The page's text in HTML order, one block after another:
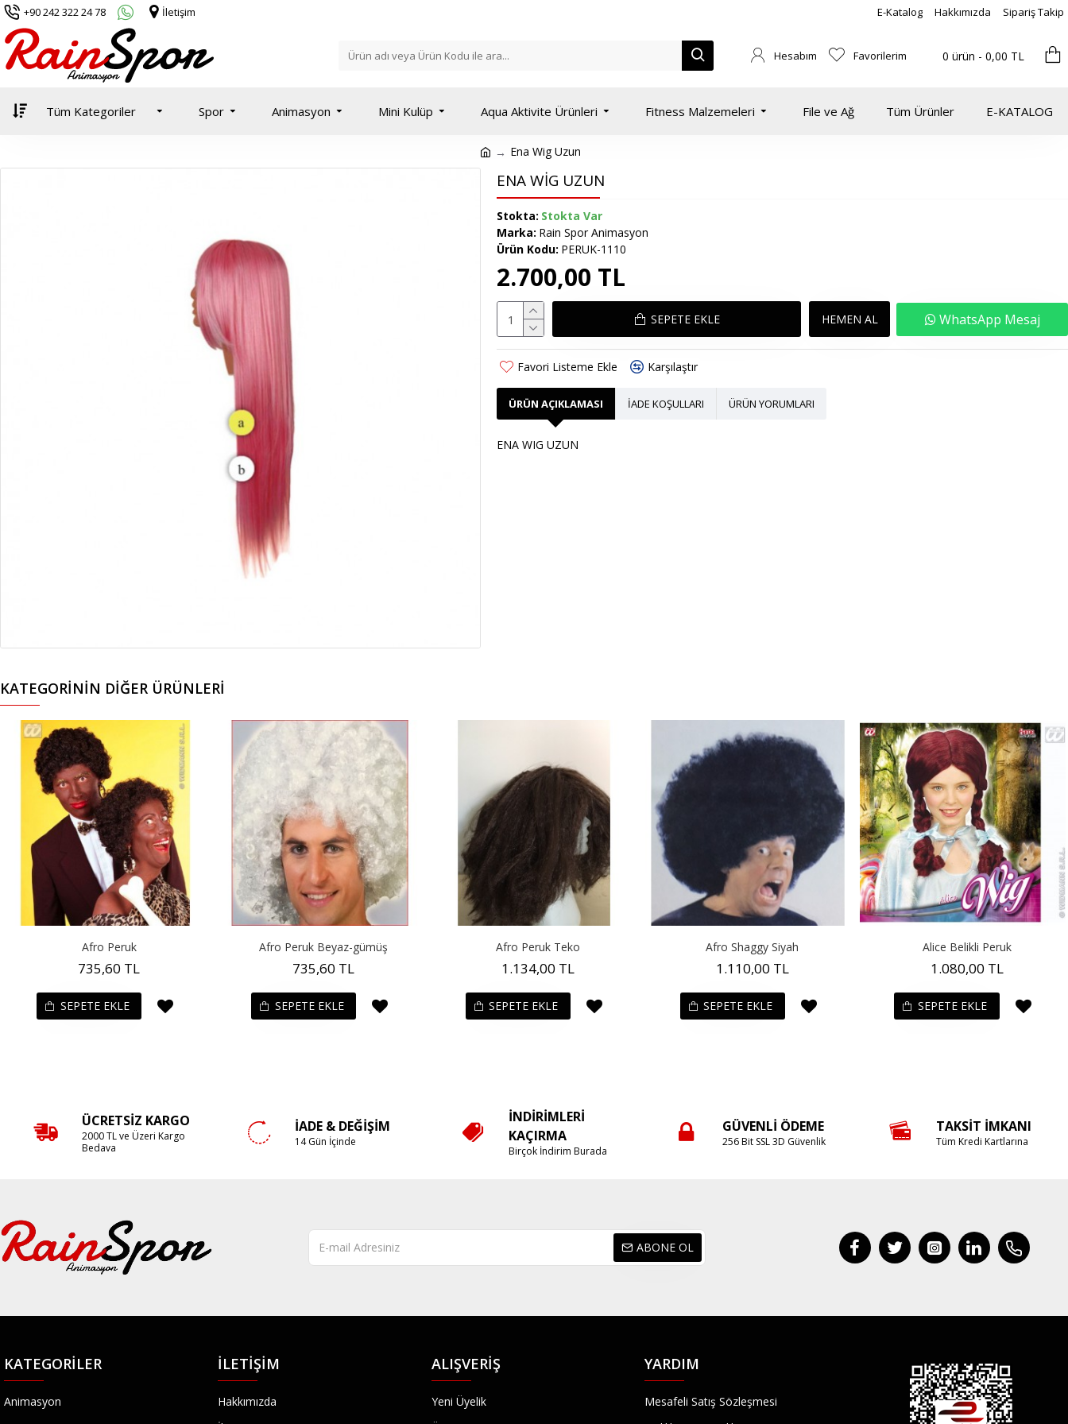
+90 242 322 24 78 İletişim E-Katalog Hakkımızda Sipariş Takip
Hesabım Favorilerim 0 ürün - 0,00 TL
Tüm Kategoriler Spor Animasyon Mini Kulüp Aqua Aktivite Ürünleri Fitness Malzemeleri File ve Ağ Tüm Ürünler E-KATALOG
Ena Wig Uzun
ENA WIG UZUN
2.700,00 TL
Stokta: Stokta Var
Marka: Rain Spor Animasyon
Ürün Kodu: PERUK-1110
SEPETE EKLE HEMEN AL WhatsApp Mesaj
Favori Listeme Ekle Karşılaştır
ÜRÜN AÇIKLAMASI İADE KOŞULLARI ÜRÜN YORUMLARI
ENA WIG UZUN
KATEGORININ DIĞER ÜRÜNLERI
Afro Peruk
735,60 TL
SEPETE EKLE
Afro Peruk Beyaz-gümüş
735,60 TL
SEPETE EKLE
Afro Peruk Teko
1.134,00 TL
SEPETE EKLE
Afro Shaggy Siyah
1.110,00 TL
SEPETE EKLE
Alice Belikli Peruk
1.080,00 TL
SEPETE EKLE
ÜCRETSIZ KARGO
2000 TL ve Üzeri Kargo
Bedava
İADE & DEĞIŞIM
14 Gün İçinde
İNDIRIMLERI
KAÇIRMA
Birçok İndirim Burada
GÜVENLI ÖDEME
256 Bit SSL 3D Güvenlik
TAKSIT İMKANI
Tüm Kredi Kartlarına
ABONE OL
KATEGORILER
Animasyon
İLETIŞIM
Hakkımızda
ALIŞVERIŞ
Yeni Üyelik
YARDIM
Mesafeli Satış Sözleşmesi